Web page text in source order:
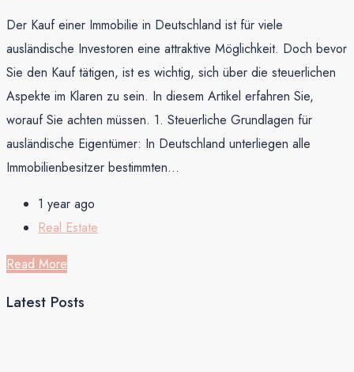
Der Kauf einer Immobilie in Deutschland ist für viele
ausländische Investoren eine attraktive Möglichkeit. Doch bevor
Sie den Kauf tätigen, ist es wichtig, sich über die steuerlichen
Aspekte im Klaren zu sein. In diesem Artikel erfahren Sie,
worauf Sie achten müssen. 1. Steuerliche Grundlagen für
ausländische Eigentümer: In Deutschland unterliegen alle
Immobilienbesitzer bestimmten...
1 year ago
Real Estate
Read More
Latest Posts